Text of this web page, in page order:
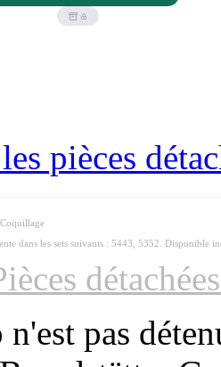
pièces
dans les sets suivants : 5443, 5352. Disponible
n'est pas